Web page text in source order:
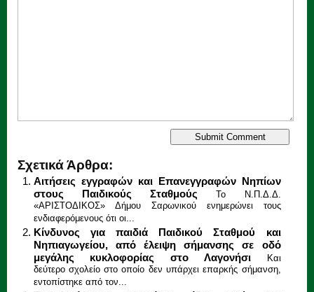
Σχετικά Άρθρα:
Αιτήσεις εγγραφών και Επανεγγραφών Νηπίων
στους Παιδικούς Σταθμούς
Το Ν.Π.Δ.Δ.
«ΑΡΙΣΤΟΔΙΚΟΣ» Δήμου Σαρωνικού ενημερώνει τους
ενδιαφερόμενους ότι οι...
Κίνδυνος για παιδιά Παιδικού Σταθμού και
Νηπιαγωγείου, από έλειψη σήμανσης σε οδό
μεγάλης κυκλοφορίας στο Λαγονήσι
Και
δεύτερο σχολείο στο οποίο δεν υπάρχει επαρκής σήμανση,
εντοπίστηκε από τον...